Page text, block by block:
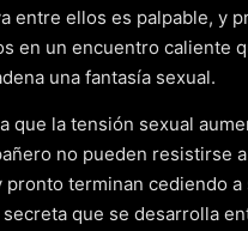
entre ellos es palpable, y
en un encuentro caliente
una fantasía sexual.
que la tensión sexual
no pueden resistirse
pronto terminan cediendo a
que se desarrolla